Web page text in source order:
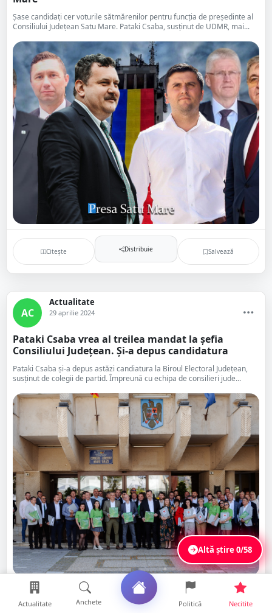
Șase candidați cer voturile sătmărenilor pentru funcția de președinte al
Consiliului Județean Satu Mare. Pataki Csaba, susținut de UDMR, mai...
Citește Distribuie Salvează
AC
Actualitate
29 aprilie 2024
Pataki Csaba vrea al treilea mandat la șefia
Consiliului Județean. Și-a depus candidatura
Pataki Csaba și-a depus astăzi candiatura la Biroul Electoral Județean,
susținut de colegii de partid. Împreună cu echipa de consilieri jude...
Citește Distribuie Salvează
Altă știre0/58
Actualitate Anchete Politică Necitite